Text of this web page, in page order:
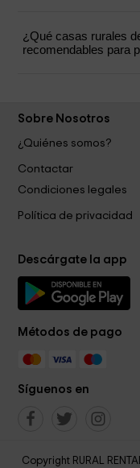
¿Qué casas rurales
recomendables para
Sobre Nosotros
¿Quiénes somos?
Contactar
Condiciones legales
Política de privacidad
Descárgate la app
Métodos de pago
Síguenos en
Copyright RURAL